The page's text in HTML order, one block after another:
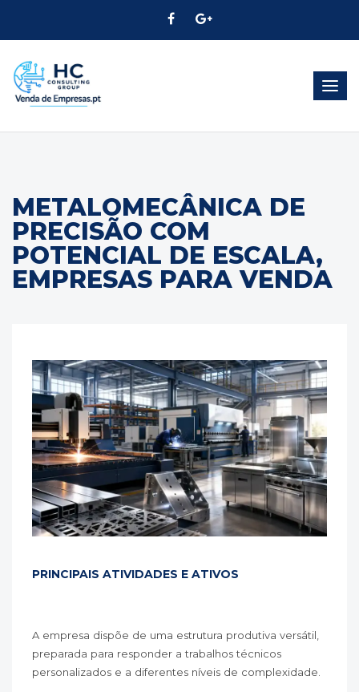
METALOMECÂNICA DE
PRECISÃO COM
POTENCIAL DE ESCALA,
EMPRESAS PARA VENDA
PRINCIPAIS ATIVIDADES E ATIVOS
A empresa dispõe de uma estrutura produtiva versátil,
preparada para responder a trabalhos técnicos
personalizados e a diferentes níveis de complexidade.